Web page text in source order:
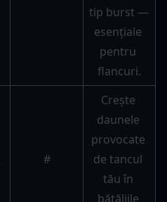
tip burst —
esențiale
pentru
flancuri.
#
Crește
daunele
provocate
de tancul
tău în
bătăliile